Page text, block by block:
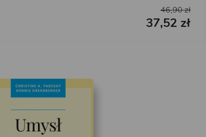
46,90 zł
37,52 zł